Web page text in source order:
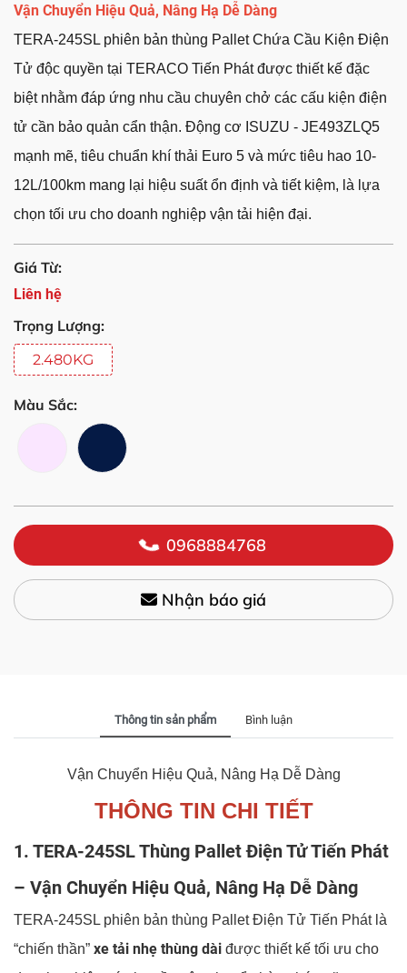
Vận Chuyển Hiệu Quả, Nâng Hạ Dễ Dàng
TERA-245SL phiên bản thùng Pallet Chứa Cầu Kiện Điện
Tử độc quyền tại TERACO Tiến Phát được thiết kế đặc
biệt nhằm đáp ứng nhu cầu chuyên chở các cấu kiện điện
tử cần bảo quản cẩn thận. Động cơ ISUZU - JE493ZLQ5
mạnh mẽ, tiêu chuẩn khí thải Euro 5 và mức tiêu hao 10-
12L/100km mang lại hiệu suất ổn định và tiết kiệm, là lựa
chọn tối ưu cho doanh nghiệp vận tải hiện đại.
Giá Từ:
Liên hệ
Trọng Lượng:
2.480KG
Màu Sắc:
0968884768
Nhận báo giá
Thông tin sản phẩm Bình luận
Vận Chuyển Hiệu Quả, Nâng Hạ Dễ Dàng
THÔNG TIN CHI TIẾT
1. TERA-245SL Thùng Pallet Điện Tử Tiến Phát
– Vận Chuyển Hiệu Quả, Nâng Hạ Dễ Dàng
TERA-245SL phiên bản thùng Pallet Điện Tử Tiến Phát là
“chiến thần” xe tải nhẹ thùng dài được thiết kế tối ưu cho